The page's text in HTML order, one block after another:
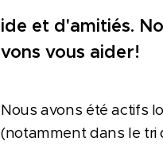
et d'amitiés.
vous aider!
Nous avons été actifs
(notamment dans le tri